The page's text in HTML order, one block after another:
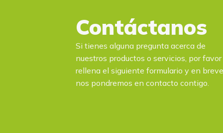
Contáctanos
Si tienes alguna pregunta acerca de
nuestros productos o servicios, por favor
rellena el siguiente formulario y en breve
nos pondremos en contacto contigo.